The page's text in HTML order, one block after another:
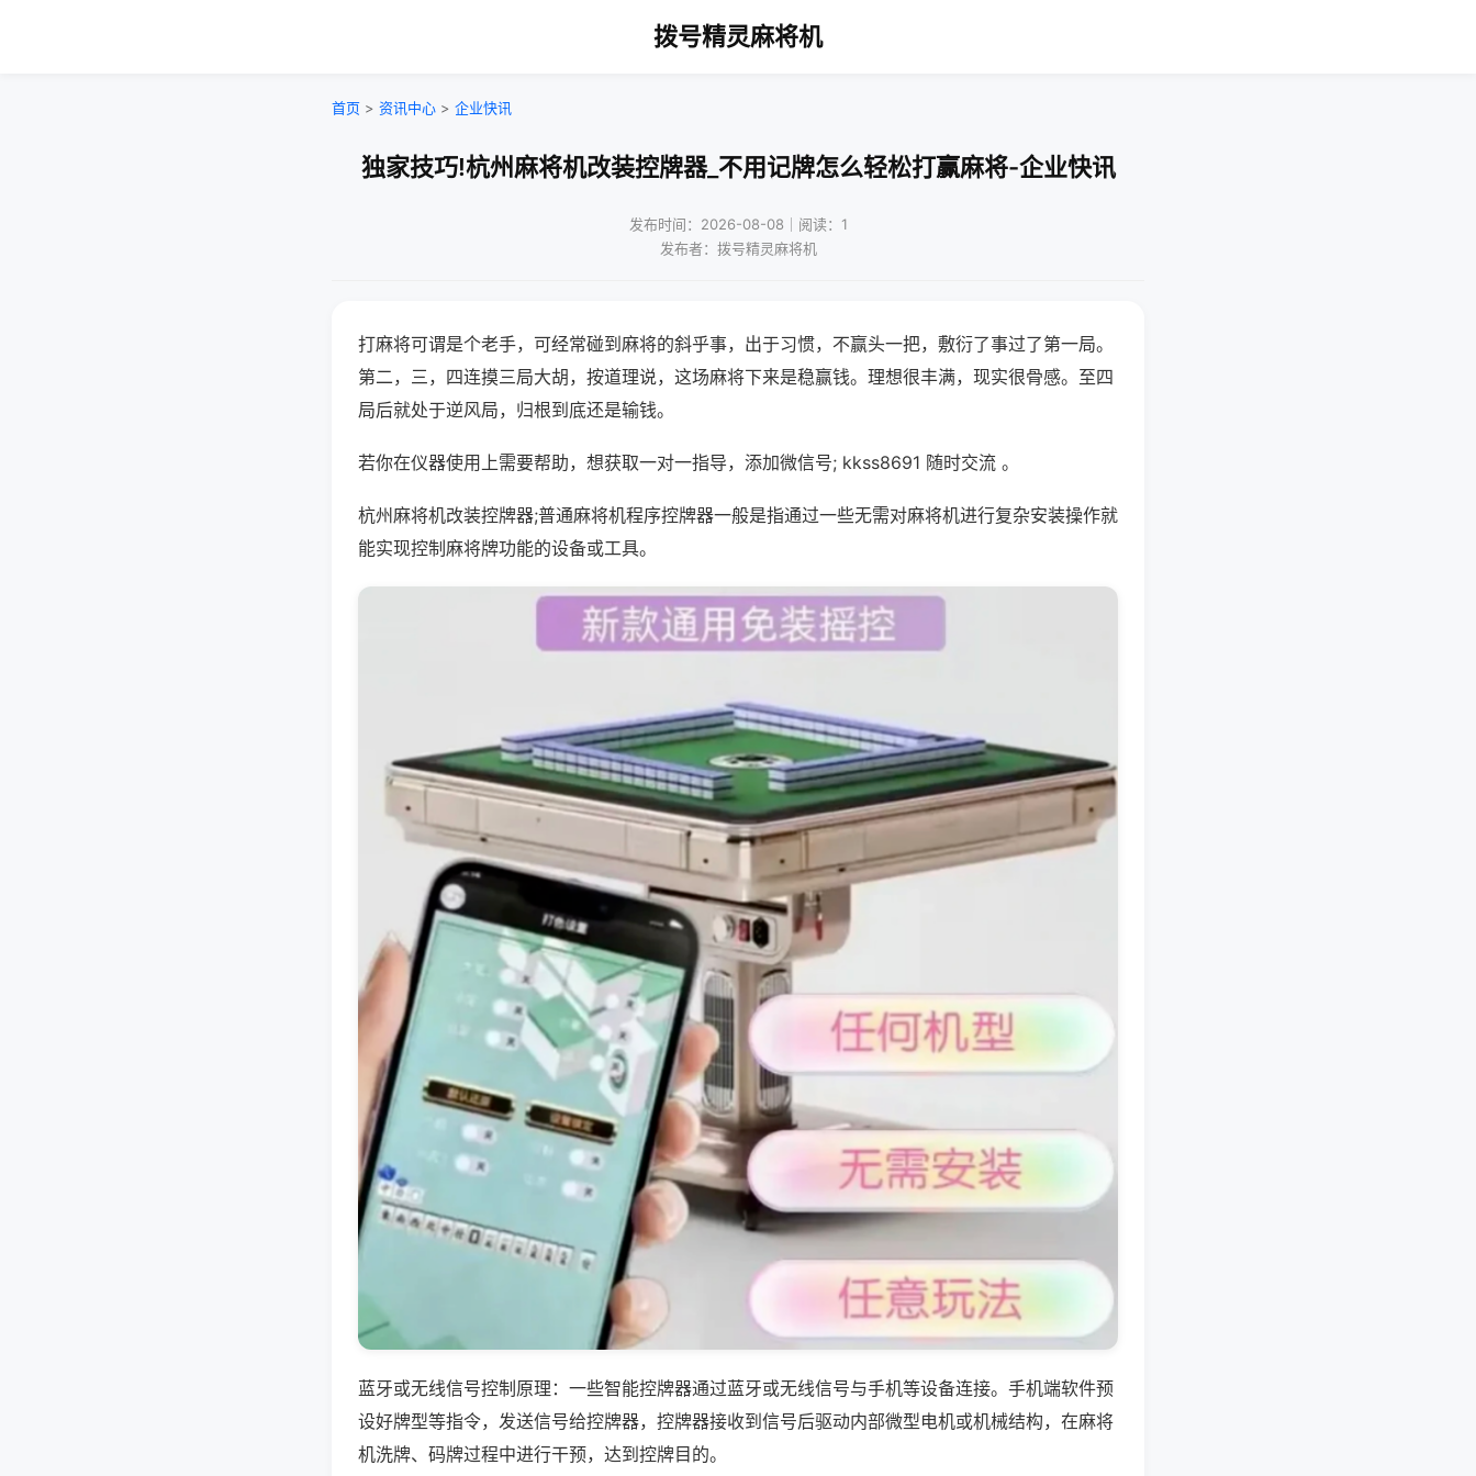
拨号精灵麻将机
首页 > 资讯中心 > 企业快讯
独家技巧!杭州麻将机改装控牌器_不用记牌怎么轻松打赢麻将-企业快讯
发布时间：2026-08-08｜阅读：1
发布者：拨号精灵麻将机
打麻将可谓是个老手，可经常碰到麻将的斜乎事，出于习惯，不赢头一把，敷衍了事过了第一局。
第二，三，四连摸三局大胡，按道理说，这场麻将下来是稳赢钱。理想很丰满，现实很骨感。至四
局后就处于逆风局，归根到底还是输钱。
若你在仪器使用上需要帮助，想获取一对一指导，添加微信号; kkss8691 随时交流 。
杭州麻将机改装控牌器;普通麻将机程序控牌器一般是指通过一些无需对麻将机进行复杂安装操作就
能实现控制麻将牌功能的设备或工具。
蓝牙或无线信号控制原理：一些智能控牌器通过蓝牙或无线信号与手机等设备连接。手机端软件预
设好牌型等指令，发送信号给控牌器，控牌器接收到信号后驱动内部微型电机或机械结构，在麻将
机洗牌、码牌过程中进行干预，达到控牌目的。